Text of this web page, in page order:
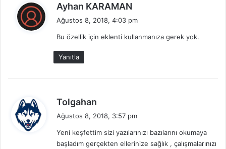
Ayhan KARAMAN
i
Ağustos 8, 2018, 4:03 pm
Bu özellik için eklenti kullanmanıza gerek yok.
Yanıtla
Tolgahan
i
k
Ağustos 8, 2018, 3:57 pm
Yeni keşfettim sizi yazılarınızı bazılarını okumaya
başladım gerçekten ellerinize sağlık , çalışmalarınızı